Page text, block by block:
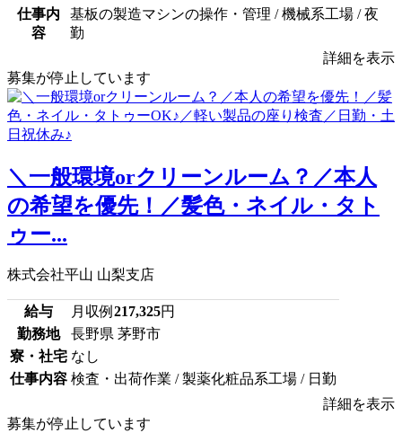
仕事内
容
基板の製造マシンの操作・管理 / 機械系工場 / 夜
勤
詳細を表示
募集が停止しています
＼一般環境orクリーンルーム？／本人
の希望を優先！／髪色・ネイル・タト
ゥー...
株式会社平山 山梨支店
給与 月収例 217,325円
勤務地
長野県 茅野市
寮・社宅 なし
仕事内容 検査・出荷作業 / 製薬化粧品系工場 / 日勤
詳細を表示
募集が停止しています